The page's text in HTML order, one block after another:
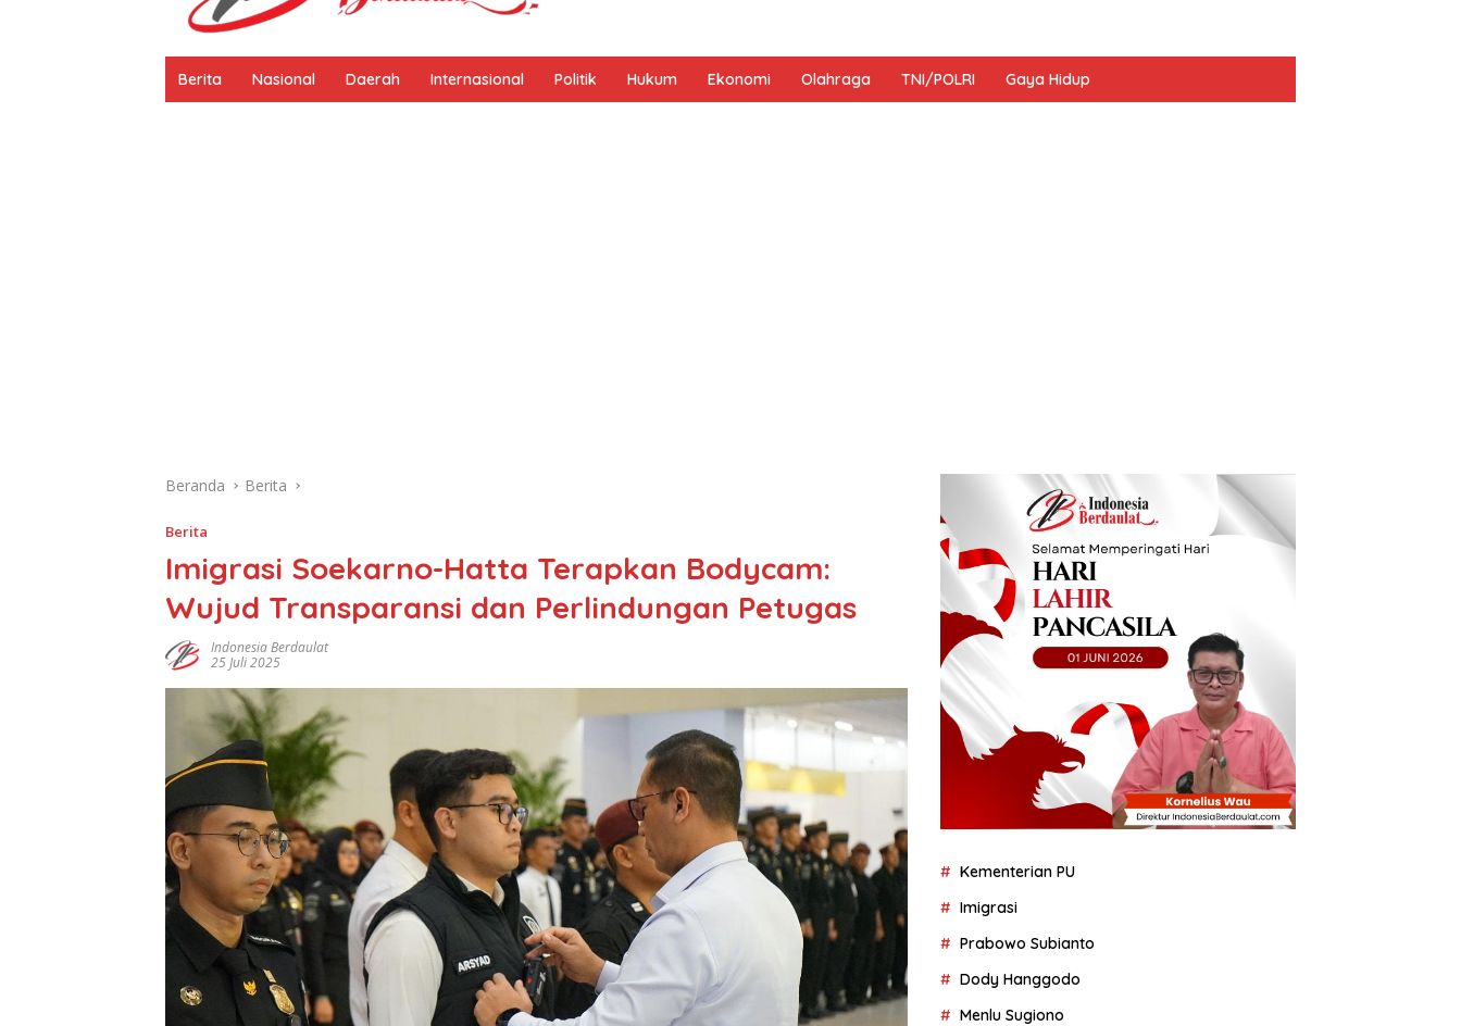
Berita Nasional Daerah Internasional Politik Hukum Ekonomi Olahraga TNI/POLRI Gaya Hidup
Beranda Berita
Berita
Imigrasi Soekarno-Hatta Terapkan Bodycam:
Wujud Transparansi dan Perlindungan Petugas
Indonesia Berdaulat
25 Juli 2025
Kementerian PU
Imigrasi
Prabowo Subianto
Dody Hanggodo
Menlu Sugiono